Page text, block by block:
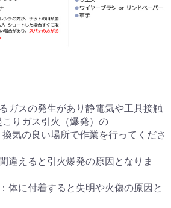
ガスの発生があり静電気や工具接触
りガス引火（爆発）の
気の良い場所で作業を行ってくださ
違えると引火爆発の原因となりま
体に付着すると失明や火傷の原因と